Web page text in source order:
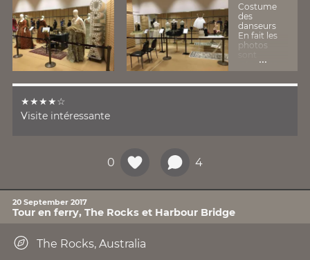
Costume
des
danseurs
En fait les
photos
interdites
dans la
visite, c'est
...
★★★★☆
Visite intéressante
0 4
20 September 2017
Tour en ferry, The Rocks et Harbour Bridge
The Rocks, Australia